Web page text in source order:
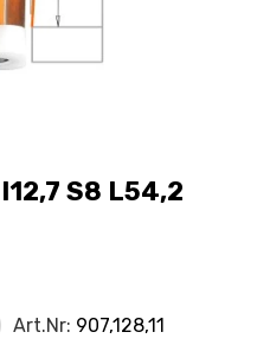
S8 L54,2
Art.Nr: 907,128,11